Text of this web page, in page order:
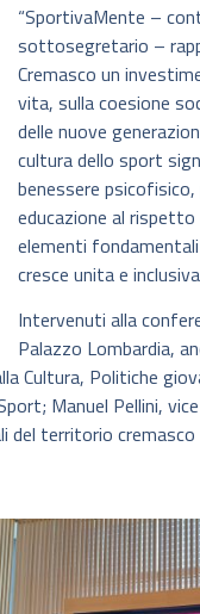
“SportivaMente –
sottosegretario –
Cremasco un
vita, sulla coesione
delle nuove
cultura dello sport
benessere
educazione al rispetto
elementi
cresce unita e
Intervenuti alla
Palazzo Lombardia,
Cultura, Politiche
Manuel Pellini,
del territorio cremasco